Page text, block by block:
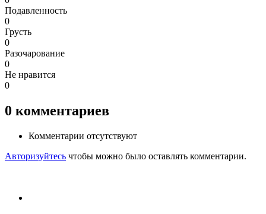
Подавленность
0
Грусть
0
Разочарование
0
Не нравится
0
0 комментариев
Комментарии отсутствуют
Авторизуйтесь чтобы можно было оставлять комментарии.